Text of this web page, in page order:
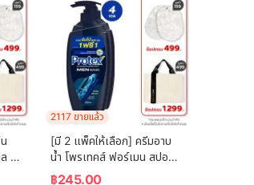
2117 ขายแล้ว
[มี 2 แพ็คให้เลือก] ครีมอาบ
น้ำ โพรเทคส์ ฟอร์เมน สปอร์ต
ขวดปั๊ม 600 ม.ล. Protex
฿245.00